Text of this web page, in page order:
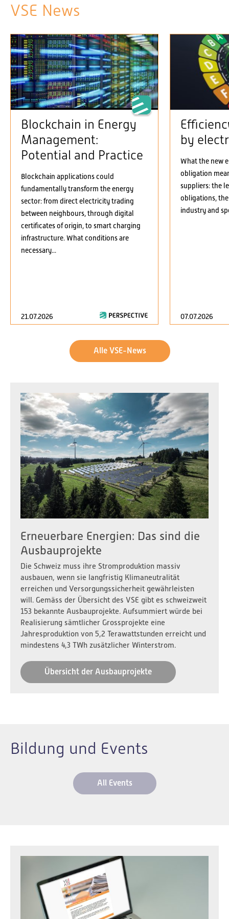
VSE News
Blockchain in Energy
Management:
Potential and Practice
Blockchain applications could
fundamentally transform the energy
sector: from direct electricity trading
between neighbours, through digital
certificates of origin, to smart charging
infrastructure. What conditions are
necessary...
21.07.2026
by
What the new
obligation
suppliers: the
obligations,
industry and
07.07.2026
Alle VSE-News
Erneuerbare Energien: Das sind die
Ausbauprojekte
Die Schweiz muss ihre Stromproduktion massiv
ausbauen, wenn sie langfristig Klimaneutralität
erreichen und Versorgungssicherheit gewährleisten
will. Gemäss der Übersicht des VSE gibt es schweizweit
153 bekannte Ausbauprojekte. Aufsummiert würde bei
Realisierung sämtlicher Grossprojekte eine
Jahresproduktion von 5,2 Terawattstunden erreicht und
mindestens 4,3 TWh zusätzlicher Winterstrom.
Übersicht der Ausbauprojekte
Bildung und Events
All Events